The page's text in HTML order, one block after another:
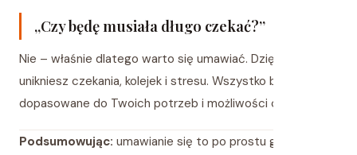
„Czy będę musiała długo czekać?”
Nie – właśnie dlatego warto się umawiać. Dzięki temu
unikniesz czekania, kolejek i stresu. Wszystko będzie
dopasowane do Twoich potrzeb i możliwości czasowych.
Podsumowując: umawianie się to po prostu gwarancja